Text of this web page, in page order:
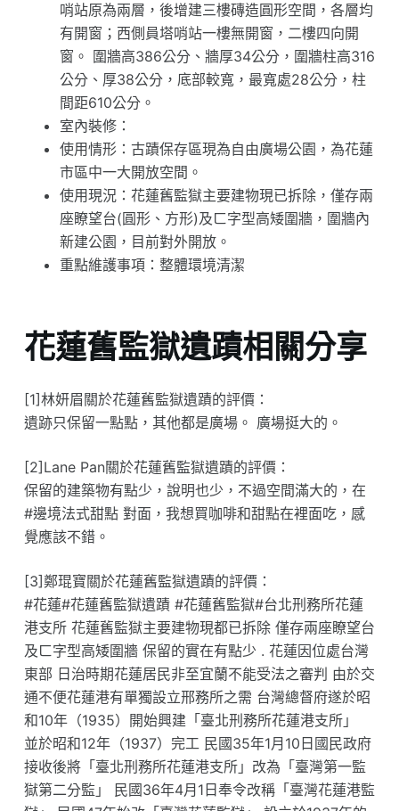
哨站原為兩層，後增建三樓磚造圓形空間，各層均
有開窗；西側員塔哨站一樓無開窗，二樓四向開
窗。 圍牆高386公分、牆厚34公分，圍牆柱高316
公分、厚38公分，底部較寬，最寬處28公分，柱
間距610公分。
室內裝修：
使用情形：古蹟保存區現為自由廣場公園，為花蓮
市區中一大開放空間。
使用現況：花蓮舊監獄主要建物現已拆除，僅存兩
座瞭望台(圓形、方形)及ㄈ字型高矮圍牆，圍牆內
新建公園，目前對外開放。
重點維護事項：整體環境清潔
花蓮舊監獄遺蹟相關分享
[1]林妍眉關於花蓮舊監獄遺蹟的評價：
遺跡只保留一點點，其他都是廣場。 廣場挺大的。
[2]Lane Pan關於花蓮舊監獄遺蹟的評價：
保留的建築物有點少，說明也少，不過空間滿大的，在
#邊境法式甜點 對面，我想買咖啡和甜點在裡面吃，感
覺應該不錯。
[3]鄭琨寶關於花蓮舊監獄遺蹟的評價：
#花蓮#花蓮舊監獄遺蹟 #花蓮舊監獄#台北刑務所花蓮
港支所 花蓮舊監獄主要建物現都已拆除 僅存兩座瞭望台
及ㄈ字型高矮圍牆 保留的實在有點少 . 花蓮因位處台灣
東部 日治時期花蓮居民非至宜蘭不能受法之審判 由於交
通不便花蓮港有單獨設立邢務所之需 台灣總督府遂於昭
和10年（1935）開始興建「臺北刑務所花蓮港支所」
並於昭和12年（1937）完工 民國35年1月10日國民政府
接收後將「臺北刑務所花蓮港支所」改為「臺灣第一監
獄第二分監」 民國36年4月1日奉令改稱「臺灣花蓮港監